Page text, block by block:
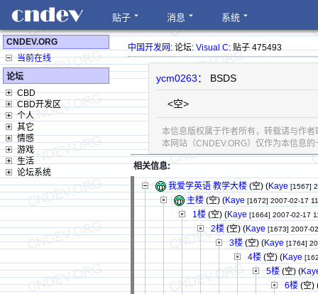
贴子 消息 系统
CNDEV.ORG
当前在线
论坛
CBD
CBD开发区
个人
其它
情感
游戏
生活
论坛系统
中国开发网: 论坛:Visual C: 贴子 475493
ycm0263： BSDS
<空>
本信息版权属于作者所有，转载请与作
本网站（CNDEV.ORG）仅作为本信息
相关信息:
我爱学英语 教学大楼(空) (Kaye [1567]
主楼(空) (Kaye [1672] 2007-02-17
1楼 (空) (Kaye [1664] 2007-02-17
2楼(空) (Kaye [1673] 2007-
3楼(空) (Kaye [1764]
4楼 (空) (Kaye
5楼(空) (
6楼(空)